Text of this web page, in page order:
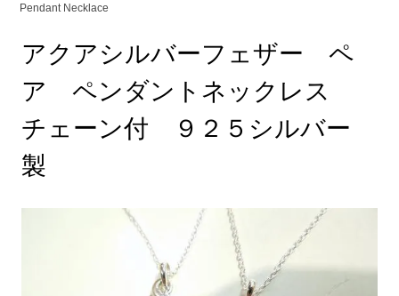
Pendant Necklace
アクアシルバーフェザー ペ
ア ペンダントネックレス
チェーン付 ９２５シルバー
製